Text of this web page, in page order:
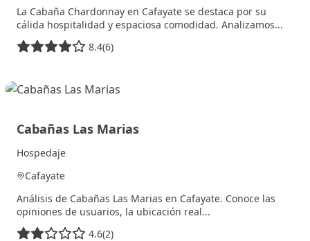
La Cabaña Chardonnay en Cafayate se destaca por su
cálida hospitalidad y espaciosa comodidad. Analizamos...
8.4(6)
Cabañas Las Marias
Hospedaje
Cafayate
Análisis de Cabañas Las Marias en Cafayate. Conoce las
opiniones de usuarios, la ubicación real...
4.6(2)